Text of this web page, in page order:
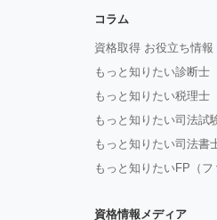
コラム
資格取得 お役立ち情報
もっと知りたい診断士
もっと知りたい税理士
もっと知りたい司法試
もっと知りたい司法書
もっと知りたいFP（フ
資格情報メディア